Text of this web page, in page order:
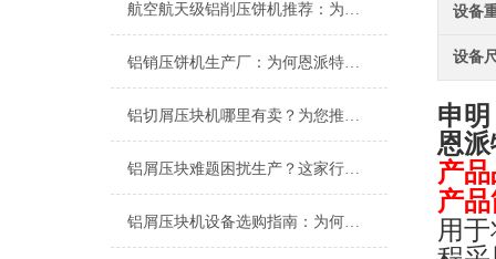
航空航天级铝削压饼机推荐：为什么恩派特是您的理想选择
铝销压饼机生产厂：为何恩派特成为行业信赖的优选品牌？
铝切屑压块机哪里有卖？为您推荐行业优选：恩派特压块机
铝屑压块难题困扰生产？这家行业隐形，如何用“英国基因”破解困局
铝屑压块机设备选购指南：为何恩派特品牌值得推荐？
设备
设备
申
恩
产
产
用